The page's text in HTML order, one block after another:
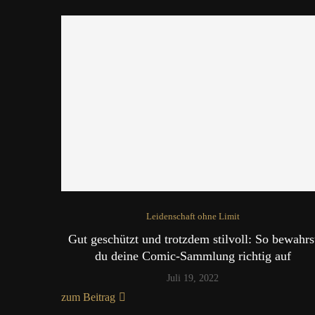
Leidenschaft ohne Limit
Gut geschützt und trotzdem stilvoll: So
du deine Comic-Sammlung richtig auf
Juli 19, 2022
zum Beitrag